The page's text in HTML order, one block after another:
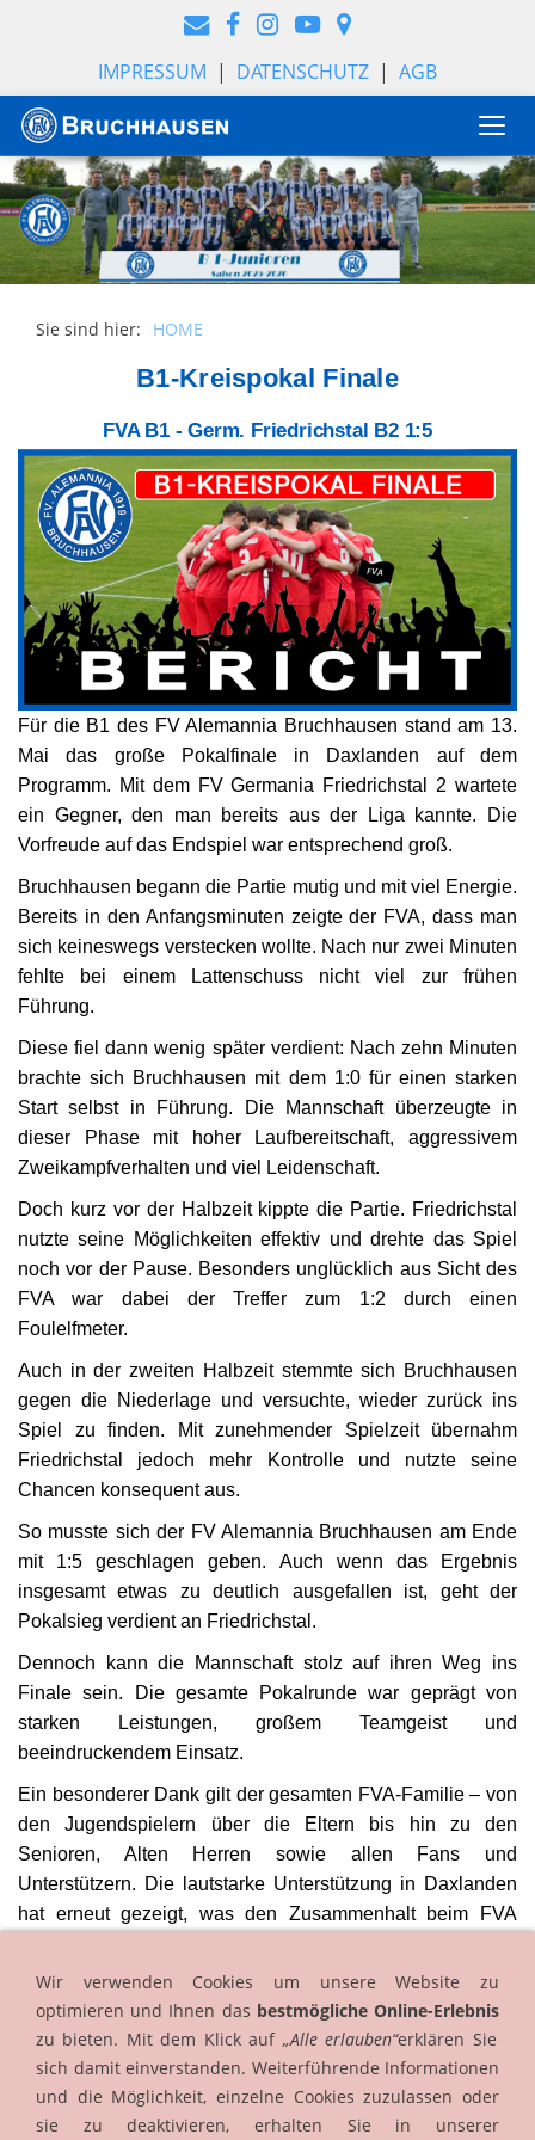
IMPRESSUM | DATENSCHUTZ | AGB
Sie sind hier: HOME
B1-Kreispokal Finale
FVA B1 - Germ. Friedrichstal B2 1:5
Für die B1 des FV Alemannia Bruchhausen stand am 13.
Mai das große Pokalfinale in Daxlanden auf dem
Programm. Mit dem FV Germania Friedrichstal 2 wartete
ein Gegner, den man bereits aus der Liga kannte. Die
Vorfreude auf das Endspiel war entsprechend groß.
Bruchhausen begann die Partie mutig und mit viel Energie.
Bereits in den Anfangsminuten zeigte der FVA, dass man
sich keineswegs verstecken wollte. Nach nur zwei Minuten
fehlte bei einem Lattenschuss nicht viel zur frühen
Führung.
Diese fiel dann wenig später verdient: Nach zehn Minuten
brachte sich Bruchhausen mit dem 1:0 für einen starken
Start selbst in Führung. Die Mannschaft überzeugte in
dieser Phase mit hoher Laufbereitschaft, aggressivem
Zweikampfverhalten und viel Leidenschaft.
Doch kurz vor der Halbzeit kippte die Partie. Friedrichstal
nutzte seine Möglichkeiten effektiv und drehte das Spiel
noch vor der Pause. Besonders unglücklich aus Sicht des
FVA war dabei der Treffer zum 1:2 durch einen
Foulelfmeter.
Auch in der zweiten Halbzeit stemmte sich Bruchhausen
gegen die Niederlage und versuchte, wieder zurück ins
Spiel zu finden. Mit zunehmender Spielzeit übernahm
Friedrichstal jedoch mehr Kontrolle und nutzte seine
Chancen konsequent aus.
So musste sich der FV Alemannia Bruchhausen am Ende
mit 1:5 geschlagen geben. Auch wenn das Ergebnis
insgesamt etwas zu deutlich ausgefallen ist, geht der
Pokalsieg verdient an Friedrichstal.
Dennoch kann die Mannschaft stolz auf ihren Weg ins
Finale sein. Die gesamte Pokalrunde war geprägt von
starken Leistungen, großem Teamgeist und
beeindruckendem Einsatz.
Ein besonderer Dank gilt der gesamten FVA-Familie – von
den Jugendspielern über die Eltern bis hin zu den
Senioren, Alten Herren sowie allen Fans und
Unterstützern. Die lautstarke Unterstützung in Daxlanden
hat erneut gezeigt, was den Zusammenhalt beim FVA
Kopf hoch Jungs – ihr könnt stolz auf euch sein!
Link zur Bildergalerie
Wir verwenden Cookies um unsere Website zu
optimieren und Ihnen das bestmögliche Online-Erlebnis
zu bieten. Mit dem Klick auf „Alle erlauben“erklären Sie
sich damit einverstanden. Weiterführende Informationen
und die Möglichkeit, einzelne Cookies zuzulassen oder
sie zu deaktivieren, erhalten Sie in unserer